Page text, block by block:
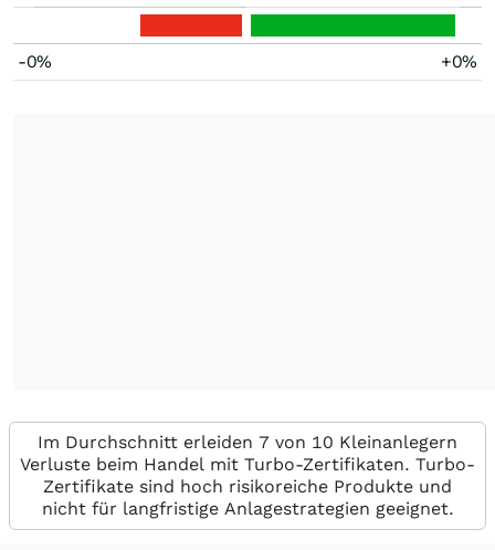
-0% +0%
Im Durchschnitt erleiden 7 von 10 Kleinanlegern
Verluste beim Handel mit Turbo-Zertifikaten. Turbo-
Zertifikate sind hoch risikoreiche Produkte und
nicht für langfristige Anlagestrategien geeignet.